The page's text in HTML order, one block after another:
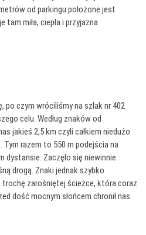
od parkingu położone jest
tam miła, ciepła i przyjazna
po czym wróciliśmy na szlak nr 402
celu. Według znaków od
jakieś 2,5 km czyli całkiem niedużo
razem to 550 m podejścia na
Zaczęło się niewinnie.
drogą. Znaki jednak szybko
trochę zarośniętej ścieżce, która coraz
dość mocnym słońcem chronił nas